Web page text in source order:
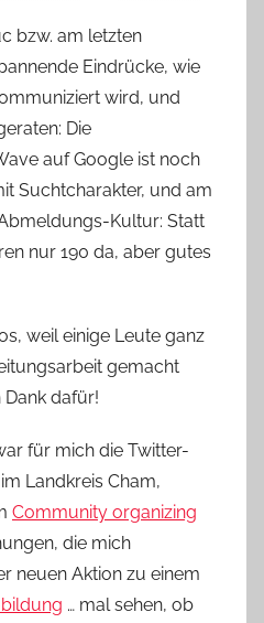
bzw. am letzten
Eindrücke, wie
wird, und
Die
auf Google ist noch
Suchtcharakter, und am
Kultur: Statt
nur 190 da, aber gutes
weil einige Leute ganz
gemacht
Dank dafür!
für mich die Twitter-
Landkreis Cham,
Community organizing
die mich
neuen Aktion zu einem
… mal sehen, ob